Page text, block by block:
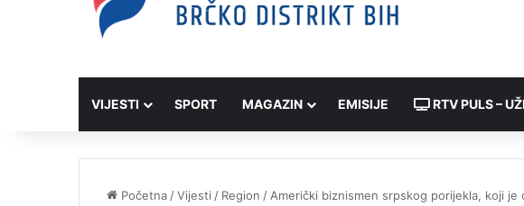
VIJESTI SPORT MAGAZIN EMISIJE RTV PULS –
Početna /Vijesti / Region / Američki biznismen srpskog porijekla, koji